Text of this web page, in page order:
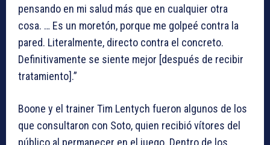
pensando en mi salud más que en cualquier otra
cosa. … Es un moretón, porque me golpeé contra la
pared. Literalmente, directo contra el concreto.
Definitivamente se siente mejor [después de recibir
tratamiento].”
Boone y el trainer Tim Lentych fueron algunos de los
que consultaron con Soto, quien recibió vítores del